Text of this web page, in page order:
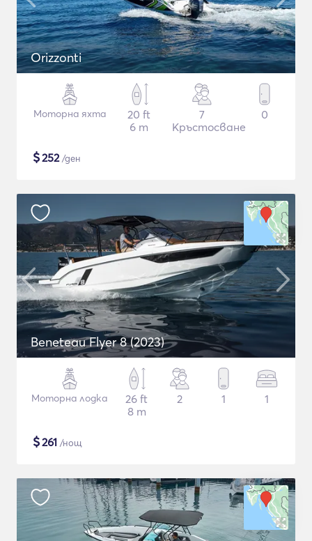
Orizzonti
Моторна яхта
20 ft
6 m
7
Кръстосване
0
$252/ден
Beneteau Flyer 8 (2023)
Моторна лодка
26 ft
8 m
2 1 1
$261 /нощ